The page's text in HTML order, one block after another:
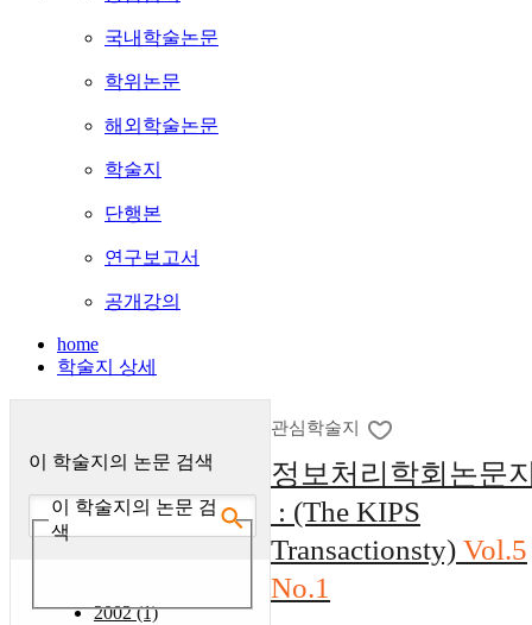
국내학술논문
학위논문
해외학술논문
학술지
단행본
연구보고서
공개강의
home
학술지 상세
이 학술지의 논문 검색
이 학술지의 논문 검
색
2002 (1)
관심학술지
정보처리학회논문
: (The KIPS
Transactionsty) Vol.5
No.1